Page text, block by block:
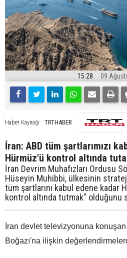
15:28 09
Haber Kaynağı TRTHABER
İran: ABD tüm şartlarımızı
Hürmüz'ü kontrol altında
İran Devrim Muhafızları Ordusu
Hüseyin Muhibbi, ülkesinin
tüm şartlarını kabul edene kadar
kontrol altında tutmak" olduğunu
İran devlet televizyonuna
Boğazı'na ilişkin